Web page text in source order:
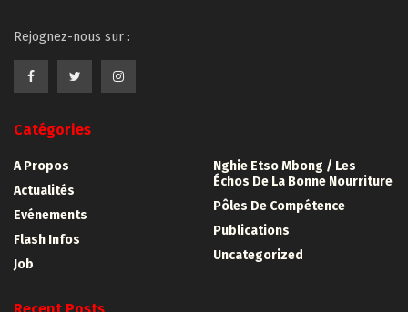
Rejognez-nous sur :
Catégories
A Propos
Actualités
Evénements
Flash Infos
Job
Nghie Etso Mbong / Les
Échos De La Bonne Nourriture
Pôles De Compétence
Publications
Uncategorized